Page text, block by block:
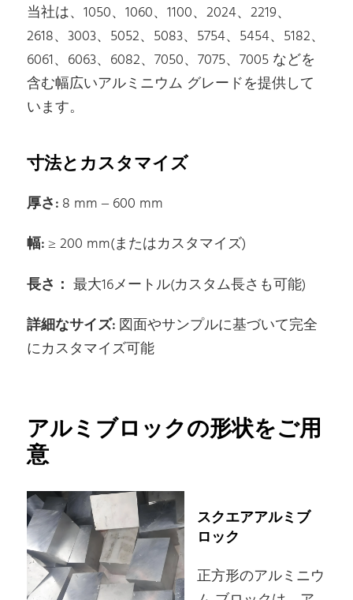
当社は、1050、1060、1100、2024、2219、
2618、3003、5052、5083、5754、5454、5182、
6061、6063、6082、7050、7075、7005 などを
含む幅広いアルミニウム グレードを提供して
います。
寸法とカスタマイズ
厚さ: 8 mm – 600 mm
幅:≥ 200 mm(またはカスタマイズ)
長さ： 最大16メートル(カスタム長さも可能)
詳細なサイズ: 図面やサンプルに基づいて完全
にカスタマイズ可能
アルミブロックの形状をご用
意
スクエアアルミブ
ロック
正方形のアルミニウ